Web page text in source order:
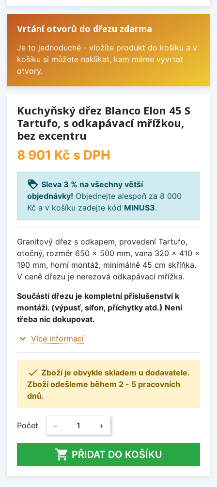
Vrtání otvorů do dřezu zdarma
Je to jednoduché - vložíte produkt do košíku a v
košíku si můžete naklikat, kam máme vyvrtat
otvory.
Kuchyňský dřez Blanco Elon 45 S
Tartufo, s odkapávací mřížkou,
bez excentru
8 901 Kč s DPH
loyalty Sleva 3 % na všechny větší
objednávky! Objednejte alespoň za 8 000
Kč a v košíku zadejte kód MINUS3.
Granitový dřez s odkapem, provedení Tartufo,
otočný, rozměr 650 x 500 mm, vana 320 x 410 x
190 mm, horní montáž, minimálně 45 cm skříňka.
V ceně dřezu je nerezová odkapávací mřížka.
Součástí dřezu je kompletní příslušenství k
montáži. (výpusť, sifon, příchytky atd.) Není
třeba nic dokupovat.
expand_more Více informací
 Zboží je obvykle skladem u dodavatele.
Zboží odešleme během 2 - 5 pracovních
dnů.
Počet − +
 PŘIDAT DO KOŠÍKU